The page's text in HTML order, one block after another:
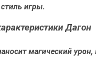
игры.
Дагон
магический